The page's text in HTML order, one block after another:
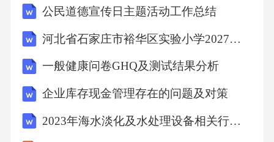
西域的首领来到长安，尊奉他为各族的“天可
汗”。材料二忆昔开元全盛日，小邑犹藏万家
室。稻米流脂粟米白，公私仓廪俱丰实。——
杜甫《忆昔》材料三当西方人的心灵为神学所
缠迷而处于蒙昧黑暗之中时，中国人的思想却
是开放的、兼收并蓄而好探求的。——韦尔斯
公民道德宣传日主题活动工作总结
河北省石家庄市裕华区实验小学2027届数学六上期末复习检测试题含解析
一般健康问卷GHQ及测试结果分析
企业库存现金管理存在的问题及对策
2023年海水淡化及水处理设备相关行业项目操作方案